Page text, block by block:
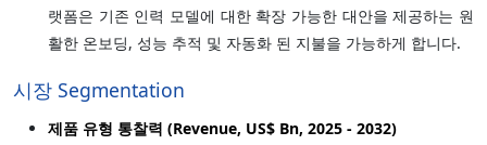
랫폼은 기존 인력 모델에 대한 확장 가능한 대안을 제공하는 원
활한 온보딩, 성능 추적 및 자동화 된 지불을 가능하게 합니다.
시장 Segmentation
제품 유형 통찰력 (Revenue, US$ Bn, 2025 - 2032)